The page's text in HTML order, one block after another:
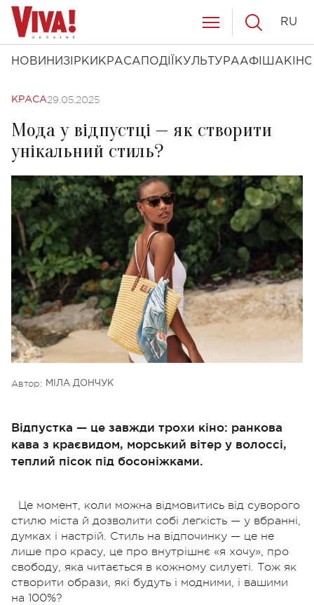
НОВИНИ ЗІРКИ КРАСА ПОДІЇ КУЛЬТУРААФІША КІНО
RU
КРАСА29.05.2025
Мода у відпустці — як створити
унікальний стиль?
Автор: МІЛА ДОНЧУК
Відпустка — це завжди трохи кіно: ранкова
кава з краєвидом, морський вітер у волоссі,
теплий пісок під босоніжками.
Це момент, коли можна відмовитись від суворого
стилю міста й дозволити собі легкість — у вбранні,
думках і настрій. Стиль на відпочинку — це не
лише про красу, це про внутрішнє «я хочу», про
свободу, яка читається в кожному силуеті. Тож як
створити образи, які будуть і модними, і вашими
на 100%?